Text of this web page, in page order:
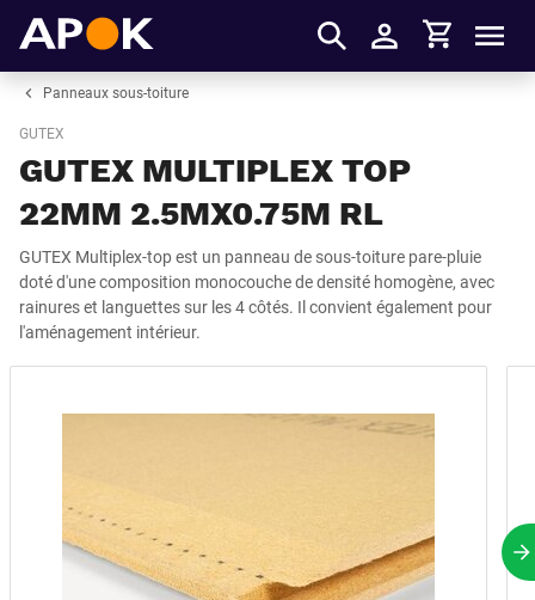
S'identifier
Panier
Panneaux sous-toiture
GUTEX
GUTEX MULTIPLEX TOP
22MM 2.5MX0.75M RL
GUTEX Multiplex-top est un panneau de sous-toiture pare-pluie
doté d'une composition monocouche de densité homogène, avec
rainures et languettes sur les 4 côtés. Il convient également pour
l'aménagement intérieur.